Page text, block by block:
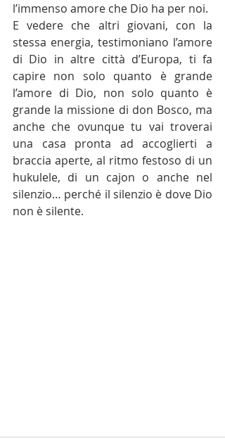
l’immenso amore che Dio ha per noi.
E vedere che altri giovani, con la
stessa energia, testimoniano l’amore
di Dio in altre città d’Europa, ti fa
capire non solo quanto è grande
l’amore di Dio, non solo quanto è
grande la missione di don Bosco, ma
anche che ovunque tu vai troverai
una casa pronta ad accoglierti a
braccia aperte, al ritmo festoso di un
hukulele, di un cajon o anche nel
silenzio… perché il silenzio è dove Dio
non è silente.